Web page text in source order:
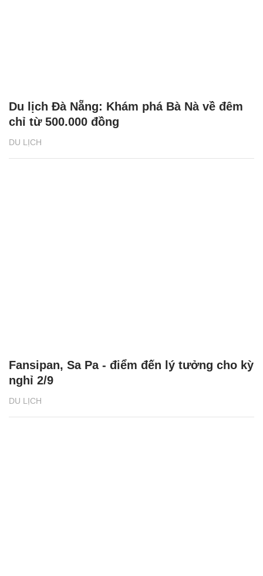
DU LỊCH
Du lịch Đà Nẵng: Khám phá Bà Nà về đêm
chỉ từ 500.000 đồng
DU LỊCH
Fansipan, Sa Pa - điểm đến lý tưởng cho kỳ
nghỉ 2/9